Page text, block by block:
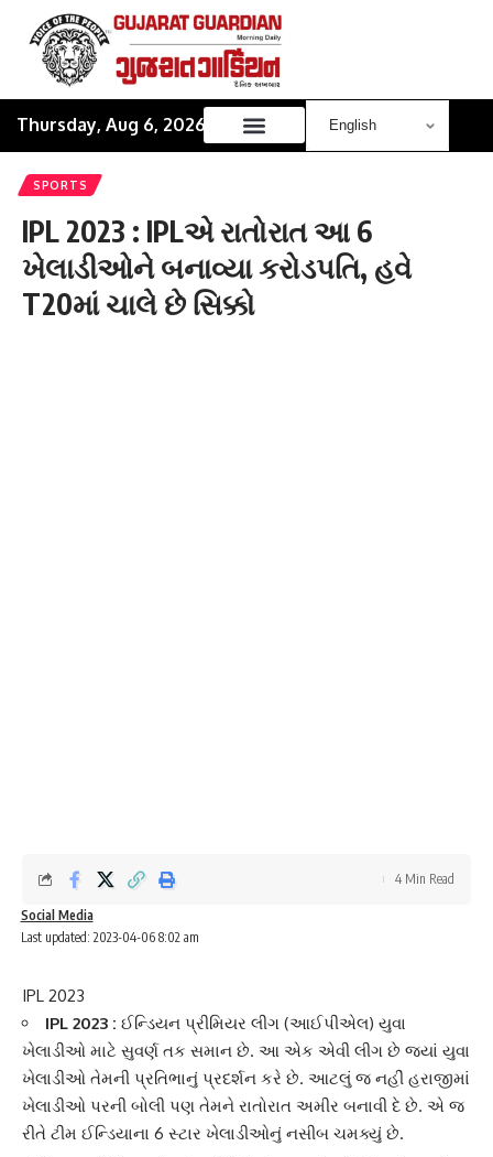
Thursday, Aug 6, 2026
SPORTS
IPL 2023 : IPLએ રાતોરાત આ 6
ખેલાડીઓને બનાવ્યા કરોડપતિ, હવે
T20માં ચાલે છે સિક્કો
Last updated: 2023-04-06 8:02 am
Social Media
4 Min Read
IPL 2023
IPL 2023 : ઈન્ડિયન પ્રીમિયર લીગ (આઈપીએલ) યુવા
ખેલાડીઓ માટે સુવર્ણ તક સમાન છે. આ એક એવી લીગ છે જ્યાં યુવા
ખેલાડીઓ તેમની પ્રતિભાનું પ્રદર્શન કરે છે. આટલું જ નહીં હરાજીમાં
ખેલાડીઓ પરની બોલી પણ તેમને રાતોરાત અમીર બનાવી દે છે. એ જ
રીતે ટીમ ઈન્ડિયાના 6 સ્ટાર ખેલાડીઓનું નસીબ ચમક્યું છે.